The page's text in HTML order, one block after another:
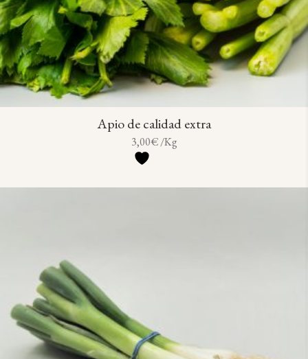
Apio de calidad extra
3,00€/Kg